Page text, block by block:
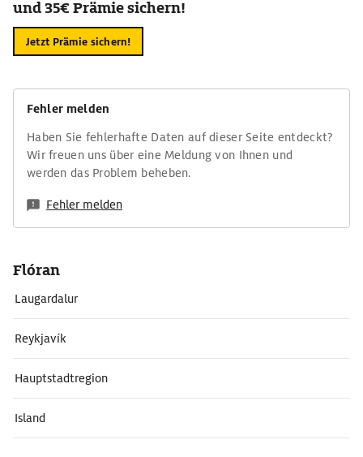
und 35€ Prämie sichern!
Jetzt Prämie sichern!
Fehler melden
Haben Sie fehlerhafte Daten auf dieser Seite entdeckt?
Wir freuen uns über eine Meldung von Ihnen und
werden das Problem beheben.
Fehler melden
Flóran
Laugardalur
Reykjavík
Hauptstadtregion
Island